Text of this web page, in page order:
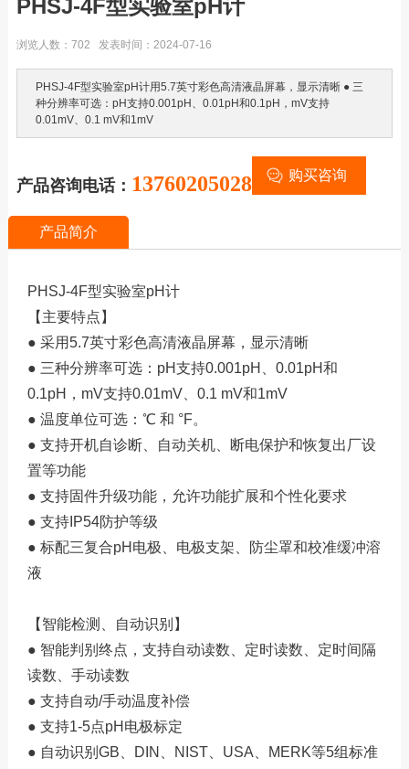
PHSJ-4F型实验室pH计
浏览人数：702 发表时间：2024-07-16
PHSJ-4F型实验室pH计用5.7英寸彩色高清液晶屏幕，显示清晰 ● 三
种分辨率可选：pH支持0.001pH、0.01pH和0.1pH，mV支持
0.01mV、0.1 mV和1mV
产品咨询电话： 13760205028 购买咨询
产品简介
PHSJ-4F型实验室pH计
【主要特点】
● 采用5.7英寸彩色高清液晶屏幕，显示清晰
● 三种分辨率可选：pH支持0.001pH、0.01pH和
0.1pH，mV支持0.01mV、0.1 mV和1mV
● 温度单位可选：℃ 和 °F。
● 支持开机自诊断、自动关机、断电保护和恢复出厂设
置等功能
● 支持固件升级功能，允许功能扩展和个性化要求
● 支持IP54防护等级
● 标配三复合pH电极、电极支架、防尘罩和校准缓冲溶
液
【智能检测、自动识别】
● 智能判别终点，支持自动读数、定时读数、定时间隔
读数、手动读数
● 支持自动/手动温度补偿
● 支持1-5点pH电极标定
● 自动识别GB、DIN、NIST、USA、MERK等5组标准